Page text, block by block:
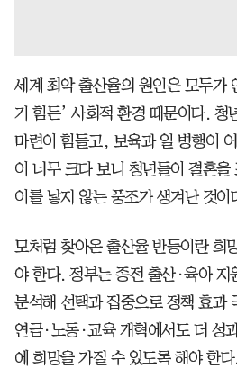
세계 최악 출산율의 원인은 모두가
기 힘든’ 사회적 환경 때문이다. 청
마련이 힘들고, 보육과 일 병행이
이 너무 크다 보니 청년들이 결혼
이를 낳지 않는 풍조가 생겨난 것이
모처럼 찾아온 출산율 반등이란 희
야 한다. 정부는 종전 출산·육아 지
분석해 선택과 집중으로 정책 효과
연금·노동·교육 개혁에서도 더 성
에 희망을 가질 수 있도록 해야 한다.